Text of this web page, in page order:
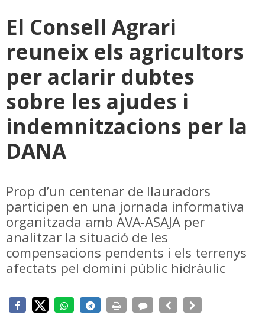
El Consell Agrari
reuneix els agricultors
per aclarir dubtes
sobre les ajudes i
indemnitzacions per la
DANA
Prop d’un centenar de llauradors
participen en una jornada informativa
organitzada amb AVA-ASAJA per
analitzar la situació de les
compensacions pendents i els terrenys
afectats pel domini públic hidràulic